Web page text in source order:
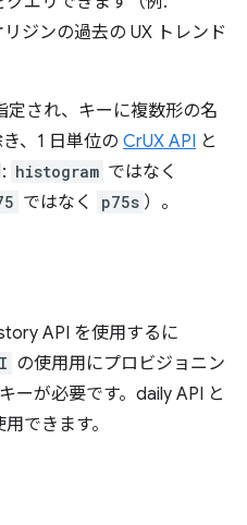
リジンの過去の UX トレンド
され、キーに複数形の名
、1 日単位の CrUX API と
histogram ではなく
ではなく p75s ）。
API を使用するに
の使用用にプロビジョニン
ーが必要です。daily API と
できます。